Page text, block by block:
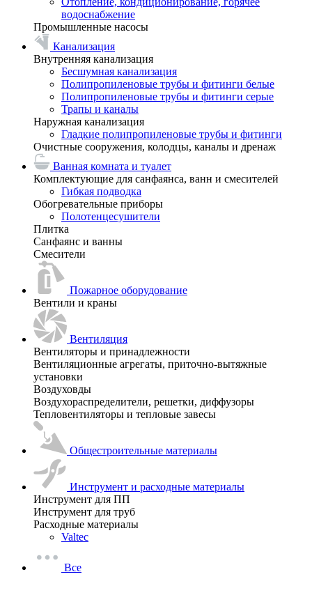
водоснабжение
Промышленные насосы
Канализация
Внутренняя канализация
Бесшумная канализация
Полипропиленовые трубы и фитинги белые
Полипропиленовые трубы и фитинги серые
Трапы и каналы
Наружная канализация
Гладкие полипропиленовые трубы и фитинги
Очистные сооружения, колодцы, каналы и дренаж
Ванная комната и туалет
Комплектующие для санфаянса, ванн и смесителей
Гибкая подводка
Обогревательные приборы
Полотенцесушители
Плитка
Санфаянс и ванны
Смесители
Пожарное оборудование
Вентили и краны
Вентиляция
Вентиляторы и принадлежности
Вентиляционные агрегаты, приточно-вытяжные
установки
Воздуховды
Воздухораспределители, решетки, диффузоры
Тепловентиляторы и тепловые завесы
Общестроительные материалы
Инструмент и расходные материалы
Инструмент для ПП
Инструмент для труб
Расходные материалы
Valtec
Все